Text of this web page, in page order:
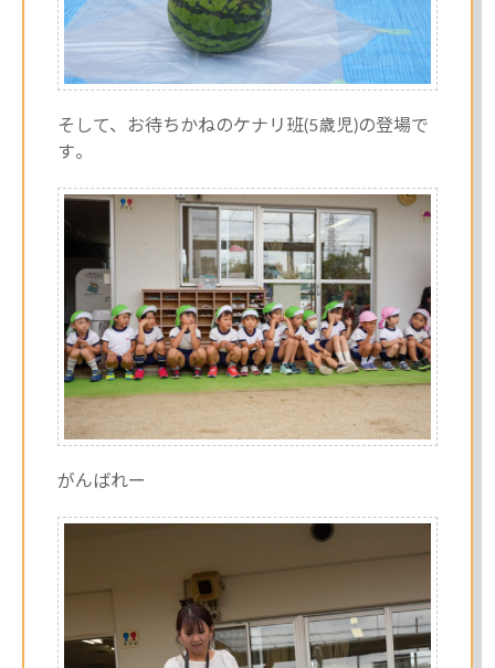
そして、お待ちかねのケナリ班(5歳児)の登場で
す。
がんばれー